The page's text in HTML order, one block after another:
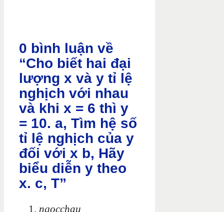
0 bình luận về
“Cho biết hai đại
lượng x và y tỉ lệ
nghịch với nhau
và khi x = 6 thì y
= 10. a, Tìm hệ số
tỉ lệ nghịch của y
đối với x b, Hãy
biểu diễn y theo
x. c, T”
ngocchau